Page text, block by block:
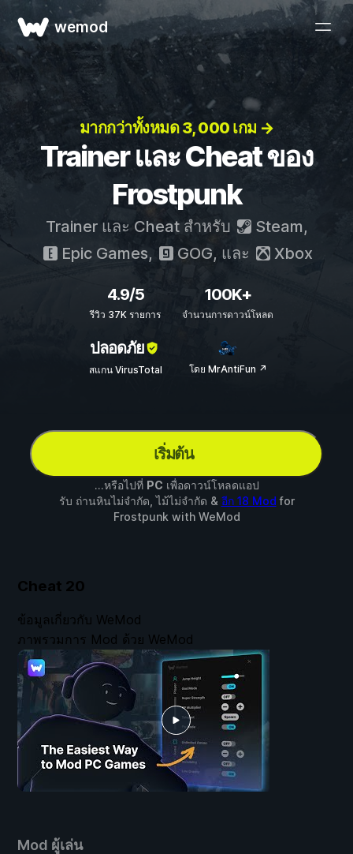
wemod
มากกว่าทั้งหมด 3, 000 เกม →
Trainer และ Cheat ของ
Frostpunk
Trainer และ Cheat สำหรับ Steam,
Epic Games, GOG, และ Xbox
4.9/5
รีวิว 37K รายการ
100K+
จำนวนการดาวน์โหลด
ปลอดภัย
สแกน VirusTotal โดย MrAntiFun ↗
เริ่มต้น
...หรือไปที่ PC เพื่อดาวน์โหลดแอป
รับ ถ่านหินไม่จำกัด, ไม้ไม่จำกัด & อีก 18 Mod for
Frostpunk with WeMod
Cheat 20
Mod ผู้เล่น
ข้อมูลเกี่ยวกับ WeMod
ภาพรวมการ Mod ด้วย WeMod